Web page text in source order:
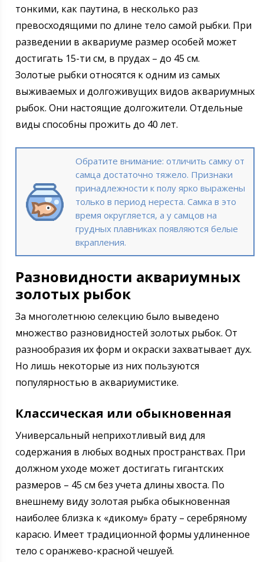
тонкими, как паутина, в несколько раз
превосходящими по длине тело самой рыбки. При
разведении в аквариуме размер особей может
достигать 15-ти см, в прудах – до 45 см.
Золотые рыбки относятся к одним из самых
выживаемых и долгоживущих видов аквариумных
рыбок. Они настоящие долгожители. Отдельные
виды способны прожить до 40 лет.
Обратите внимание: отличить самку от
самца достаточно тяжело. Признаки
принадлежности к полу ярко выражены
только в период нереста. Самка в это
время округляется, а у самцов на
грудных плавниках появляются белые
вкрапления.
Разновидности аквариумных
золотых рыбок
За многолетнюю селекцию было выведено
множество разновидностей золотых рыбок. От
разнообразия их форм и окраски захватывает дух.
Но лишь некоторые из них пользуются
популярностью в аквариумистике.
Классическая или обыкновенная
Универсальный неприхотливый вид для
содержания в любых водных пространствах. При
должном уходе может достигать гигантских
размеров – 45 см без учета длины хвоста. По
внешнему виду золотая рыбка обыкновенная
наиболее близка к «дикому» брату – серебряному
карасю. Имеет традиционной формы удлиненное
тело с оранжево-красной чешуей.